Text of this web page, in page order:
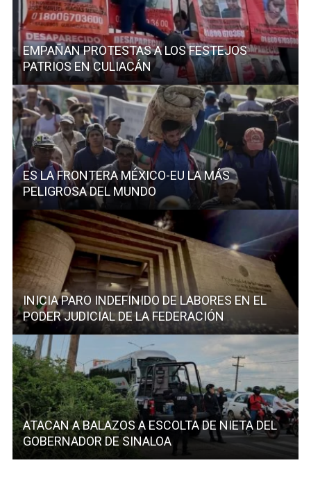
EMPAÑAN PROTESTAS A LOS FESTEJOS
PATRIOS EN CULIACÁN
ES LA FRONTERA MÉXICO-EU LA MÁS
PELIGROSA DEL MUNDO
INICIA PARO INDEFINIDO DE LABORES EN EL
PODER JUDICIAL DE LA FEDERACIÓN
ATACAN A BALAZOS A ESCOLTA DE NIETA DEL
GOBERNADOR DE SINALOA